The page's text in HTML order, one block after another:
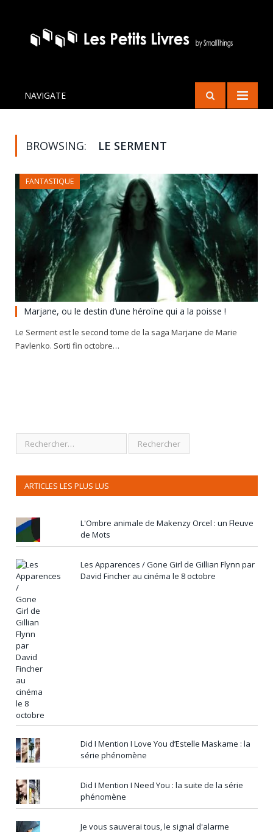
NAVIGATE
BROWSING: LE SERMENT
FANTASTIQUE
Marjane, ou le destin d’une héroïne qui a la poisse !
Le Serment est le second tome de la saga Marjane de Marie
Pavlenko. Sorti fin octobre…
ARTICLES LES PLUS LUS
L'Ombre animale de Makenzy Orcel : un Fleuve
de Mots
Les Apparences / Gone Girl de Gillian Flynn par
David Fincher au cinéma le 8 octobre
Did I Mention I Love You d’Estelle Maskame : la
série phénomène
Did I Mention I Need You : la suite de la série
phénomène
Je vous sauverai tous, le signal d'alarme